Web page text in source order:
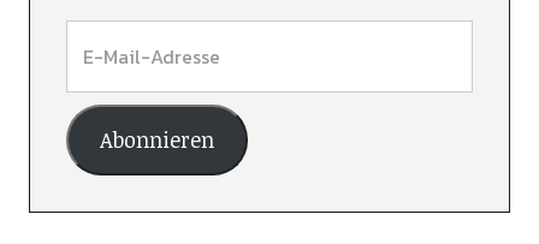
Abonnieren